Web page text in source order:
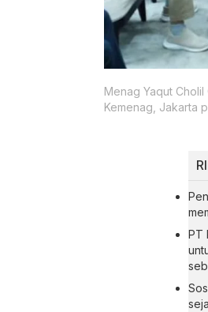
Menag Yaqut
Kemenag, Jakarta
PT